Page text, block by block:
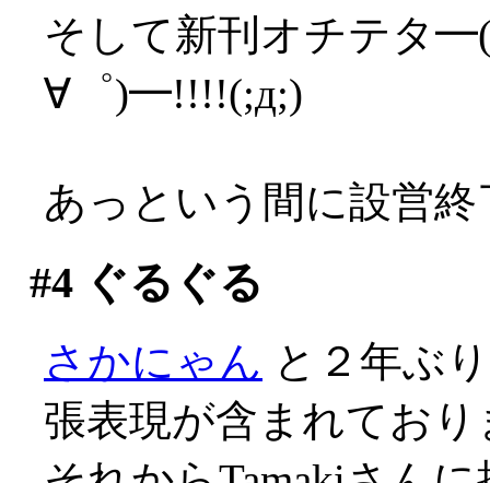
そして新刊オチテタ
∀゜)━!!!!(;д;)
あっという間に設営終
#4ぐるぐる
さかにゃん と２年ぶ
張表現が含まれており